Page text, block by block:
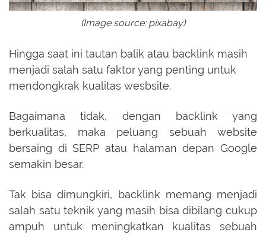
(Image source: pixabay)
Hingga saat ini tautan balik atau backlink masih
menjadi salah satu faktor yang penting untuk
mendongkrak kualitas wesbsite.
Bagaimana tidak, dengan backlink yang
berkualitas, maka peluang sebuah website
bersaing di SERP atau halaman depan Google
semakin besar.
Tak bisa dimungkiri, backlink memang menjadi
salah satu teknik yang masih bisa dibilang cukup
ampuh untuk meningkatkan kualitas sebuah